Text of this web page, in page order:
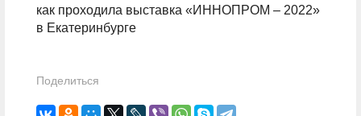
как проходила выставка «ИННОПРОМ – 2022»
в Екатеринбурге
Поделиться